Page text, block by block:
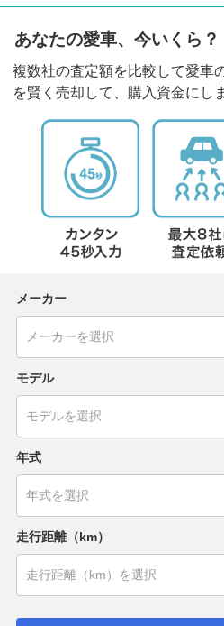
あなたの愛車、今いくら？
複数社の査定額を比較して愛車
を賢く売却して、購入資金にし
メーカー
モデル
年式
走行距離（km）